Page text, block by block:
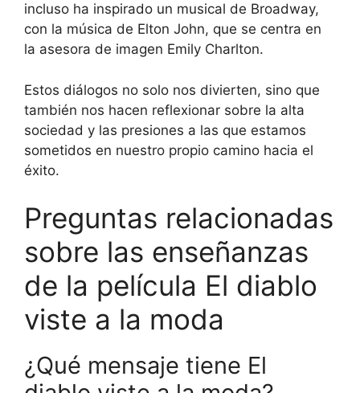
incluso ha inspirado un musical de Broadway,
con la música de Elton John, que se centra en
la asesora de imagen Emily Charlton.
Estos diálogos no solo nos divierten, sino que
también nos hacen reflexionar sobre la alta
sociedad y las presiones a las que estamos
sometidos en nuestro propio camino hacia el
éxito.
Preguntas relacionadas
sobre las enseñanzas
de la película El diablo
viste a la moda
¿Qué mensaje tiene El